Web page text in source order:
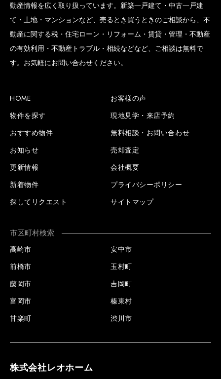
動産情報を広く取り扱っています。新築一戸建て・中古一戸建
て・土地・マンションなど、売るとき買うときのご相談から、不
動産に関する税・住宅ローン・リフォーム・賃貸・管理・不動産
の有効利用・不動産トラブル・相続などなど、ご相談は無料で
す。お気軽にお問い合わせください。
HOME
物件を探す
おすすめ物件
お知らせ
更新情報
新着物件
探してリクエスト
お客様の声
現地見学・来店予約
無料相談・お問い合わせ
売却査定
会社概要
プライバシーポリシー
サイトマップ
市区町村検索
高崎市
前橋市
藤岡市
富岡市
甘楽町
安中市
玉村町
吉岡町
榛東村
渋川市
株式会社レオホーム